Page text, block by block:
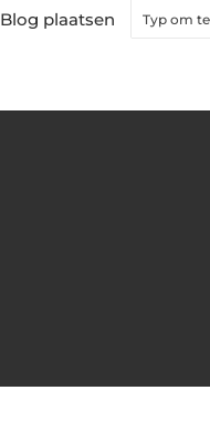
Blog plaatsen